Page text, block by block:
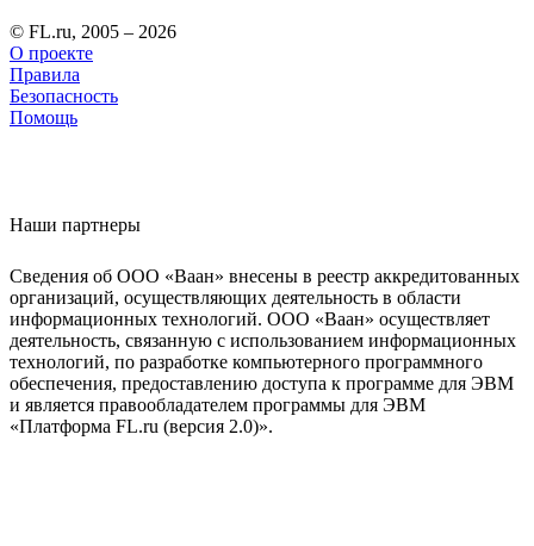
© FL.ru, 2005 – 2026
О проекте
Правила
Безопасность
Помощь
Наши партнеры
Сведения об ООО «Ваан» внесены в реестр аккредитованных
организаций, осуществляющих деятельность в области
информационных технологий. ООО «Ваан» осуществляет
деятельность, связанную с использованием информационных
технологий, по разработке компьютерного программного
обеспечения, предоставлению доступа к программе для ЭВМ
и является правообладателем программы для ЭВМ
«Платформа FL.ru (версия 2.0)».